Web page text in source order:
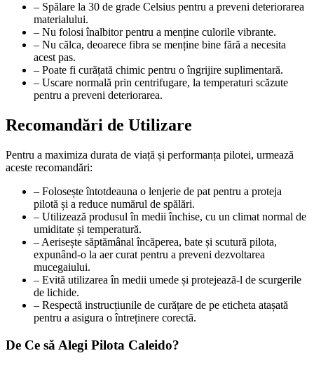
– Spălare la 30 de grade Celsius pentru a preveni deteriorarea
materialului.
– Nu folosi înalbitor pentru a menține culorile vibrante.
– Nu călca, deoarece fibra se menține bine fără a necesita
acest pas.
– Poate fi curățată chimic pentru o îngrijire suplimentară.
– Uscare normală prin centrifugare, la temperaturi scăzute
pentru a preveni deteriorarea.
Recomandări de Utilizare
Pentru a maximiza durata de viață și performanța pilotei, urmează
aceste recomandări:
– Folosește întotdeauna o lenjerie de pat pentru a proteja
pilotă și a reduce numărul de spălări.
– Utilizează produsul în medii închise, cu un climat normal de
umiditate și temperatură.
– Aerisește săptămânal încăperea, bate și scutură pilota,
expunând-o la aer curat pentru a preveni dezvoltarea
mucegaiului.
– Evită utilizarea în medii umede și protejează-l de scurgerile
de lichide.
– Respectă instrucțiunile de curățare de pe eticheta atașată
pentru a asigura o întreținere corectă.
De Ce să Alegi Pilota Caleido?